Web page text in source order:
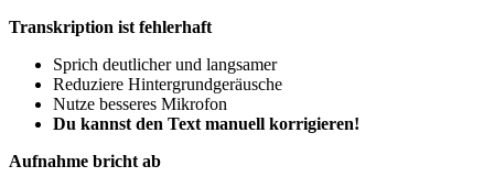
Transkription ist fehlerhaft
Sprich deutlicher und langsamer
Reduziere Hintergrundgeräusche
Nutze besseres Mikrofon
Du kannst den Text manuell korrigieren!
Aufnahme bricht ab